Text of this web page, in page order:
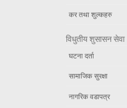
कर तथा शुल्कहरु
विधुतीय शुसासन सेवा
घटना दर्ता
सामाजिक सुरक्षा
नागरिक वडापत्र